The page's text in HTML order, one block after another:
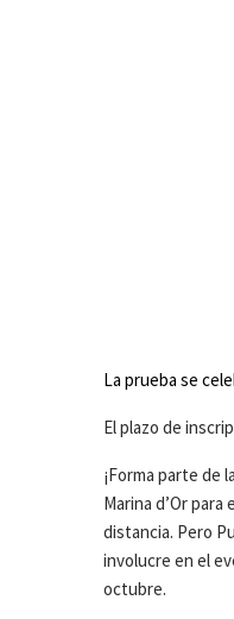
La prueba se
El plazo de
¡Forma parte de
Marina d’Or
distancia. Pero
involucre en el
octubre.